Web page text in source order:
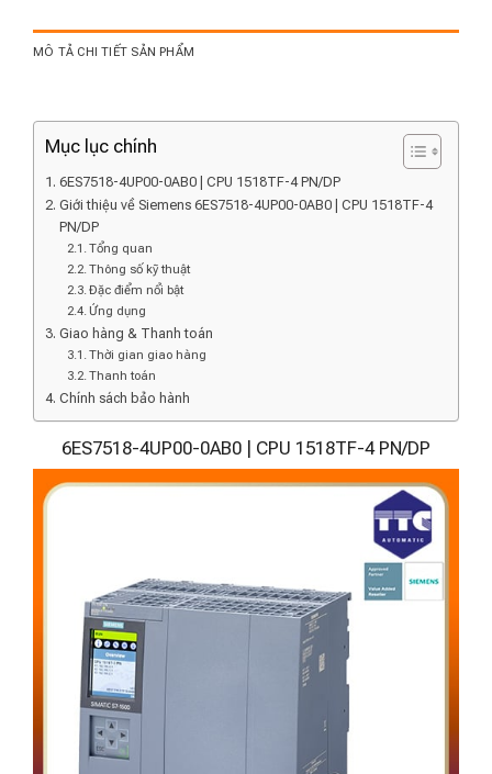
MÔ TẢ CHI TIẾT SẢN PHẨM
Mục lục chính
6ES7518-4UP00-0AB0 | CPU 1518TF-4 PN/DP
Giới thiệu về Siemens 6ES7518-4UP00-0AB0 | CPU 1518TF-4
PN/DP
Tổng quan
Thông số kỹ thuật
Đặc điểm nổi bật
Ứng dụng
Giao hàng & Thanh toán
Thời gian giao hàng
Thanh toán
Chính sách bảo hành
6ES7518-4UP00-0AB0 | CPU 1518TF-4 PN/DP